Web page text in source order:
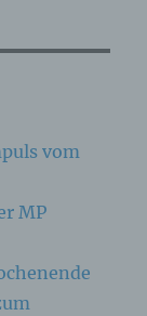
vom
MP
oder
für die